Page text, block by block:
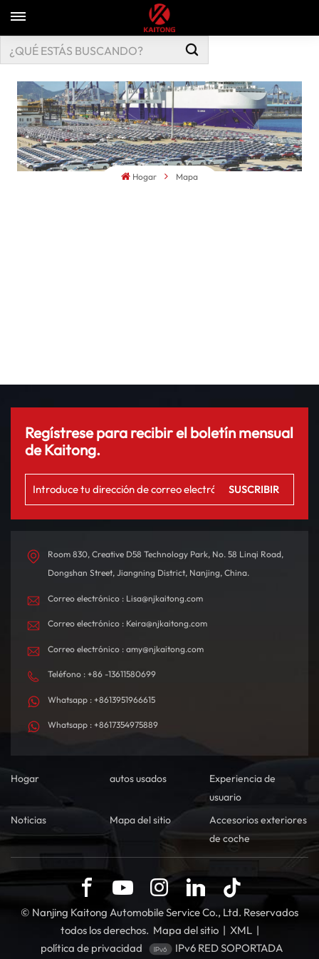
Hogar Mapa
Regístrese para recibir el boletín mensual
de Kaitong.
Room 830, Creative D58 Technology Park, No. 58 Linqi Road,
Dongshan Street, Jiangning District, Nanjing, China.
Correo electrónico : Lisa@njkaitong.com
Correo electrónico : Keira@njkaitong.com
Correo electrónico : amy@njkaitong.com
Teléfono : +86 -13611580699
Whatsapp : +8613951966615
Whatsapp : +8617354975889
Hogar autos usados
Experiencia de
usuario
Noticias
Mapa del sitio
Accesorios exteriores
de coche
© Nanjing Kaitong Automobile Service Co., Ltd. Reservados
todos los derechos. Mapa del sitio | XML |
política de privacidad
IPv6 RED SOPORTADA